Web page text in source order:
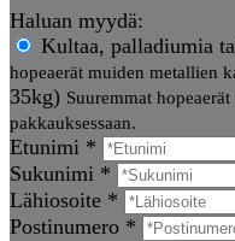
Haluan myydä:
Kultaa, palladiumia
hopeaerät muiden metallien
35kg) Suuremmat
pakkauksessaan.
Etunimi *
Sukunimi *
Lähiosoite *
Postinumero *